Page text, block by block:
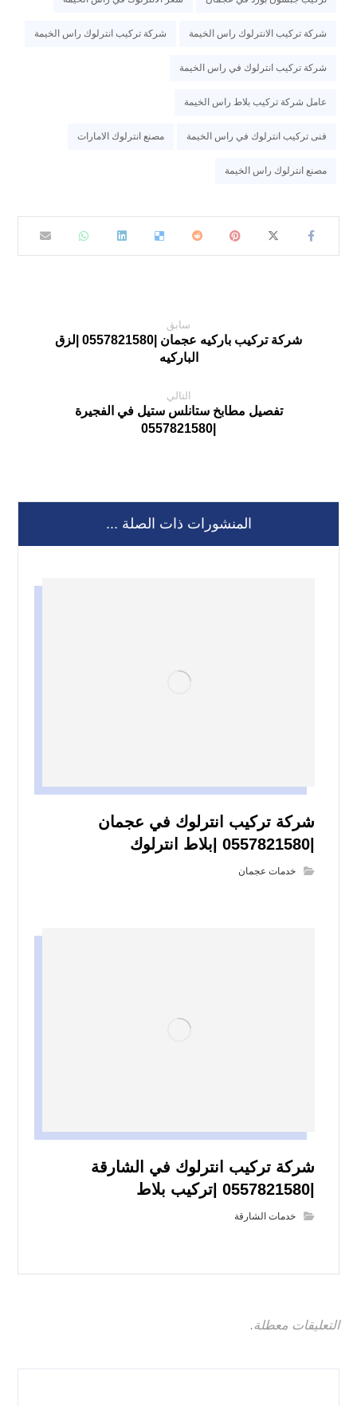
شركة تركيب الانترلوك راس الخيمة شركة تركيب انترلوك راس الخيمة
شركة تركيب انترلوك في راس الخيمة
عامل شركة تركيب بلاط راس الخيمة
فنى تركيب انترلوك في راس الخيمة مصنع انترلوك الامارات
مصنع انترلوك راس الخيمة
سابق
شركة تركيب باركيه عجمان |0557821580 |لزق
الباركيه
التالي
تفصيل مطابخ ستانلس ستيل في الفجيرة
المنشورات ذات الصلة ...
شركة تركيب انترلوك في عجمان
|0557821580 |بلاط انترلوك
خدمات عجمان
شركة تركيب انترلوك في الشارقة
|0557821580 |تركيب بلاط
خدمات الشارقة
التعليقات معطلة.